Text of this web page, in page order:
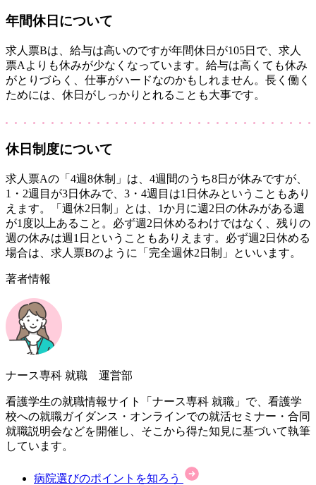
年間休日について
求人票Bは、給与は高いのですが年間休日が105日で、求人
票Aよりも休みが少なくなっています。給与は高くても休み
がとりづらく、仕事がハードなのかもしれません。長く働く
ためには、休日がしっかりとれることも大事です。
休日制度について
求人票Aの「4週8休制」は、4週間のうち8日が休みですが、
1・2週目が3日休みで、3・4週目は1日休みということもあり
えます。「週休2日制」とは、1か月に週2日の休みがある週
が1度以上あること。必ず週2日休めるわけではなく、残りの
週の休みは週1日ということもありえます。必ず週2日休める
場合は、求人票Bのように「完全週休2日制」といいます。
著者情報
ナース専科 就職 運営部
看護学生の就職情報サイト「ナース専科 就職」で、看護学
校への就職ガイダンス・オンラインでの就活セミナー・合同
就職説明会などを開催し、そこから得た知見に基づいて執筆
しています。
病院選びのポイントを知ろう